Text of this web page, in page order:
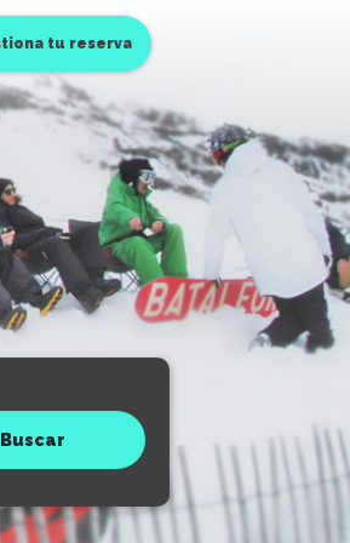
tu reserva
Buscar